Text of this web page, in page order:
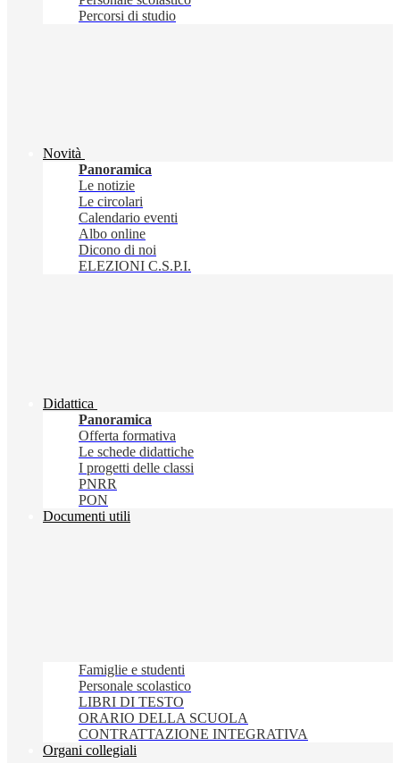
Percorsi di studio
Novità
Panoramica
Le notizie
Le circolari
Calendario eventi
Albo online
Dicono di noi
ELEZIONI C.S.P.I.
Didattica
Panoramica
Offerta formativa
Le schede didattiche
I progetti delle classi
PNRR
PON
Documenti utili
Famiglie e studenti
Personale scolastico
LIBRI DI TESTO
ORARIO DELLA SCUOLA
CONTRATTAZIONE INTEGRATIVA
Organi collegiali